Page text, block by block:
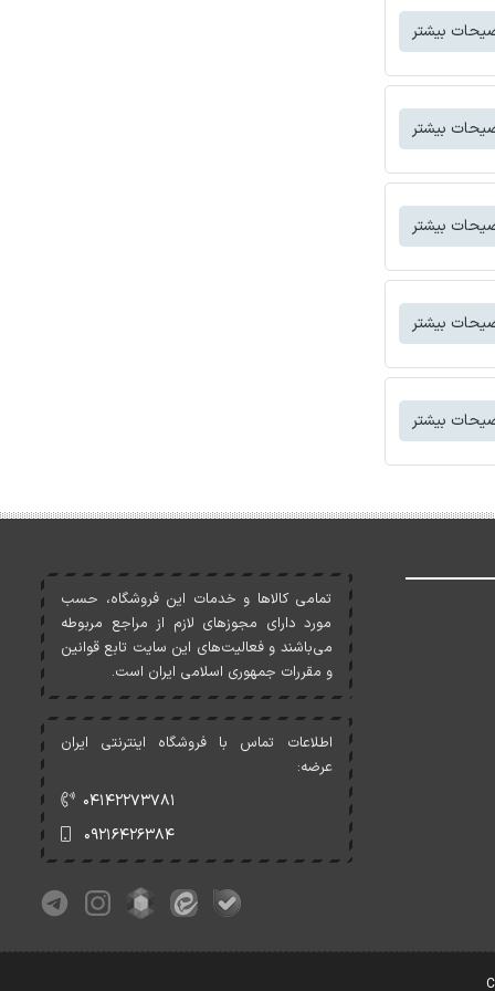
بیشتر
بیشتر
بیشتر
بیشتر
بیشتر
تمامی کالاها و خدمات اين فروشگاه، حسب
مورد دارای مجوزهای لازم از مراجع مربوطه
می‌باشند و فعاليت‌های اين سايت تابع قوانين
و مقررات جمهوری اسلامی ايران است.
اطلاعات تماس با فروشگاه اینترنتی ایران
عرضه:
۰۴۱۴۲۲۷۳۷۸۱
۰۹۲۱۶۴۲۶۳۸۴